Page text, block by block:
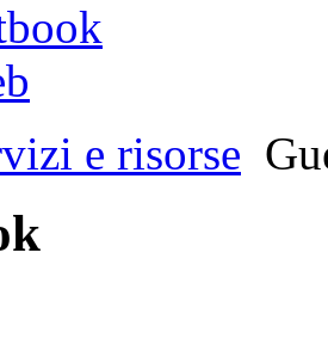
e risorse